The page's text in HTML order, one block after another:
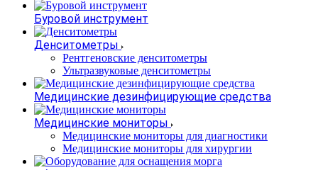
Буровой инструмент
Денситометры
Рентгеновские денситометры
Ультразвуковые денситометры
Медицинские дезинфицирующие средства
Медицинские мониторы
Медицинские мониторы для диагностики
Медицинские мониторы для хирургии